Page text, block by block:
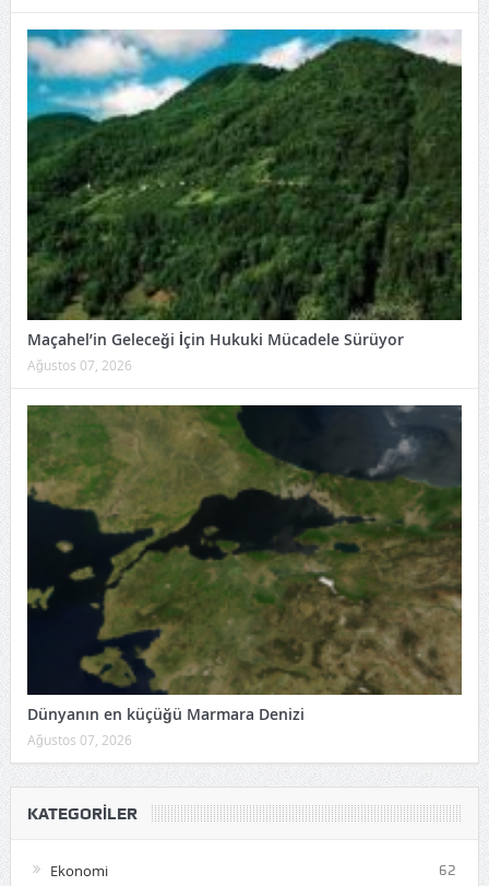
Maçahel’in Geleceği İçin Hukuki Mücadele Sürüyor
Ağustos 07, 2026
Dünyanın en küçüğü Marmara Denizi
Ağustos 07, 2026
KATEGORILER
Ekonomi 62